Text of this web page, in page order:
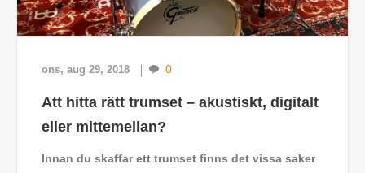
ons, aug 29, 2018 0
Att hitta rätt trumset – akustiskt, digitalt
eller mittemellan?
Innan du skaffar ett trumset finns det vissa saker